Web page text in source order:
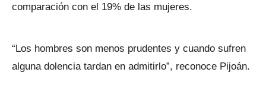
comparación con el 19% de las mujeres.
“Los hombres son menos prudentes y cuando sufren
alguna dolencia tardan en admitirlo”, reconoce Pijoán.